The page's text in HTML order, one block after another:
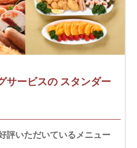
サービスの スタンダー
評いただいているメニュー